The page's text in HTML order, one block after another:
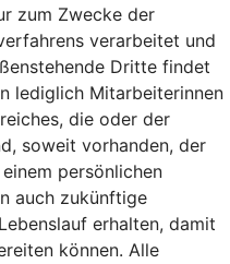
zum Zwecke der
verarbeitet und
Dritte findet
lediglich Mitarbeiterinnen
die oder der
soweit vorhanden, der
persönlichen
auch zukünftige
erhalten, damit
können. Alle